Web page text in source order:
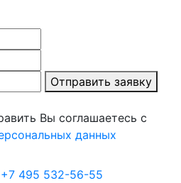
Отправить заявку
Вы соглашаетесь с
данных
+7 495 532-56-55